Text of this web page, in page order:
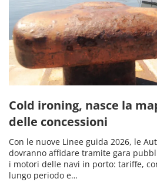
Cold ironing, nasce la
delle concessioni
Con le nuove Linee guida 2026, le
dovranno affidare tramite gara
i motori delle navi in porto: tariffe,
lungo periodo e…